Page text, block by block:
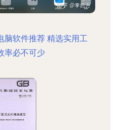
脑软件推荐 精选实用工
率必不可少